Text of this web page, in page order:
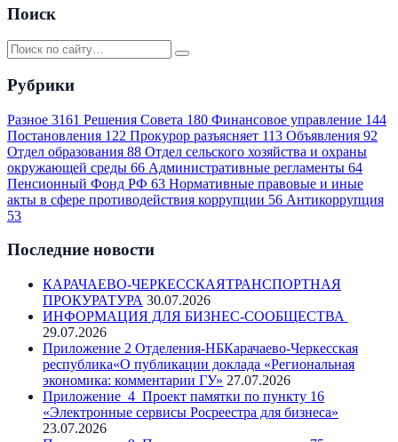
Поиск
Рубрики
Разное 3161 Решения Совета 180 Финансовое управление 144
Постановления 122 Прокурор разъясняет 113 Объявления 92
Отдел образования 88 Отдел сельского хозяйства и охраны
окружающей среды 66 Административные регламенты 64
Пенсионный Фонд РФ 63 Нормативные правовые и иные
акты в сфере противодействия коррупции 56 Антикоррупция
53
Последние новости
КАРАЧАЕВО-ЧЕРКЕССКАЯТРАНСПОРТНАЯ
ПРОКУРАТУРА 30.07.2026
ИНФОРМАЦИЯ ДЛЯ БИЗНЕС-СООБЩЕСТВА
29.07.2026
Приложение 2 Отделения-НБКарачаево-Черкесская
республика«О публикации доклада «Региональная
экономика: комментарии ГУ» 27.07.2026
Приложение_4_Проект памятки по пункту 16
«Электронные сервисы Росреестра для бизнеса»
23.07.2026